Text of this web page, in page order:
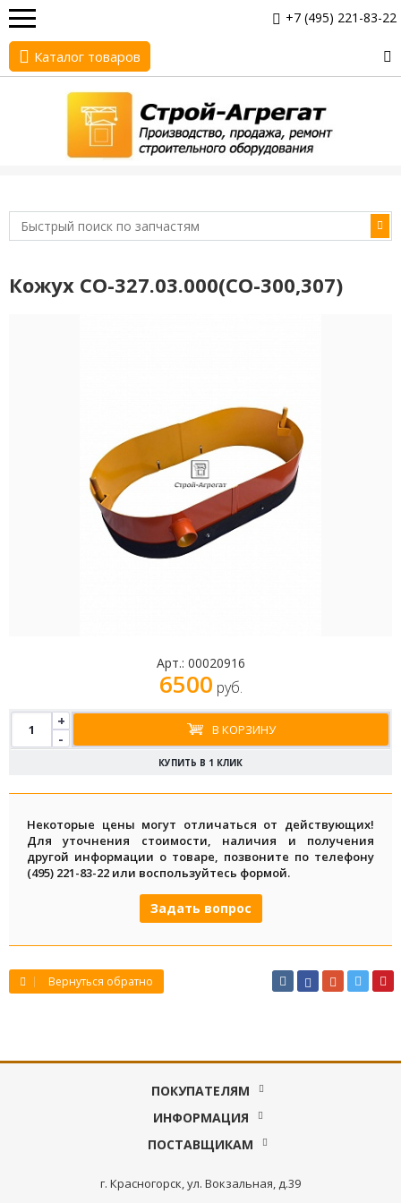
+7 (495) 221-83-22
Каталог товаров
Кожух СО-327.03.000(СО-300,307)
Арт.: 00020916
6500 руб.
+
-
В КОРЗИНУ
КУПИТЬ В 1 КЛИК
Некоторые цены могут отличаться от действующих!
Для уточнения стоимости, наличия и получения
другой информации о товаре, позвоните по телефону
(495) 221-83-22 или воспользуйтесь формой.
Задать вопрос
Вернуться обратно
ПОКУПАТЕЛЯМ
ИНФОРМАЦИЯ
ПОСТАВЩИКАМ
г. Красногорск, ул. Вокзальная, д.39